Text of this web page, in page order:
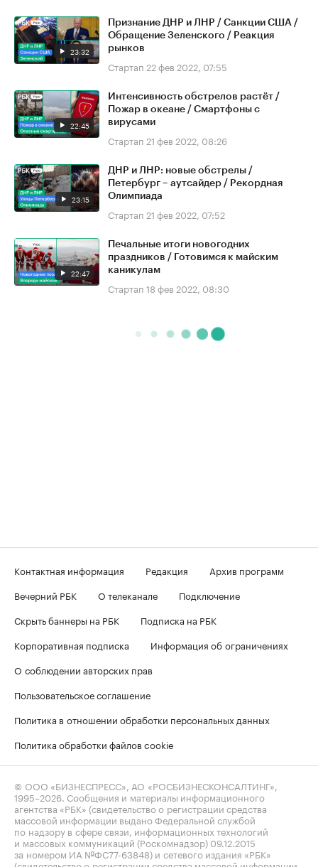
23:32
Признание ДНР и ЛНР / Санкции США /
Обращение Зеленского / Реакция
рынков
Стартап 22 фев 2022, 07:55
22:45
Интенсивность обстрелов растёт /
Пожар в океане / Смартфоны с
вирусами
Стартап 21 фев 2022, 08:26
23:15
ДНР и ЛНР: новые обстрелы /
Петербург – аутсайдер / Рекордная
Олимпиада
Стартап 21 фев 2022, 07:52
22:47
Печальные итоги новогодних
праздников / Готовимся к майским
каникулам
Стартап 18 фев 2022, 08:30
Контактная информация Редакция
Архив программ
Вечерний РБК
О телеканале
Подключение
Скрыть баннеры на РБК
Подписка на РБК
Корпоративная подписка
Информация об ограничениях
О соблюдении авторских прав
Пользовательское соглашение
Политика в отношении обработки персональных данных
Политика обработки файлов cookie
© ООО «БИЗНЕСПРЕСС», АО «РОСБИЗНЕСКОНСАЛТИНГ»,
1995–2026 . Сообщения и материалы информационного
агентства «РБК» (свидетельство о регистрации средства
массовой информации выдано Федеральной службой
по надзору в сфере связи, информационных технологий
и массовых коммуникаций (Роскомнадзор) 09.12.2015
за номером ИА №ФС77-63848) и сетевого издания «РБК»